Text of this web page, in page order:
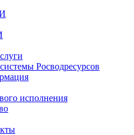
Росводресурсов
исполнения